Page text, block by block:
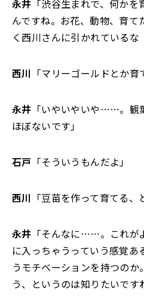
永井 「渋谷生まれで、何か
んですね。お花、動物、育
く西川さんに引かれているな
西川 「マリーゴールドとか育
永井 「いやいやいや……。観
ほぼないです」
石戸 「そういうもんだよ」
西川 「豆苗を作って育てる、
永井 「そんなに……。これが
に入っちゃうっていう感覚
うモチベーションを持つのか
う、というのは知りたいです